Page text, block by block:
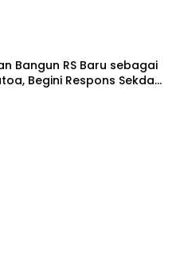
Bangun RS Baru sebagai
Begini Respons Sekda